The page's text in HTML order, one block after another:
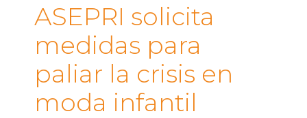
ASEPRI solicita
medidas para
paliar la crisis en
moda infantil